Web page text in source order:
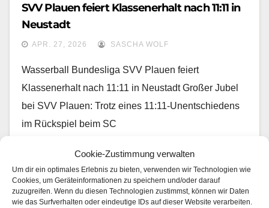
Cookie-Zustimmung verwalten
Um dir ein optimales Erlebnis zu bieten, verwenden wir Technologien wie
Cookies, um Geräteinformationen zu speichern und/oder darauf
zuzugreifen. Wenn du diesen Technologien zustimmst, können wir Daten
wie das Surfverhalten oder eindeutige IDs auf dieser Website verarbeiten.
SVV Plauen feiert Klassenerhalt nach 11:11 in
Neustadt
APR. 27, 2026 SASCHA WOLF
Wasserball Bundesliga SVV Plauen feiert
Klassenerhalt nach 11:11 in Neustadt Großer Jubel
bei SVV Plauen: Trotz eines 11:11-Unentschiedens
im Rückspiel beim SC